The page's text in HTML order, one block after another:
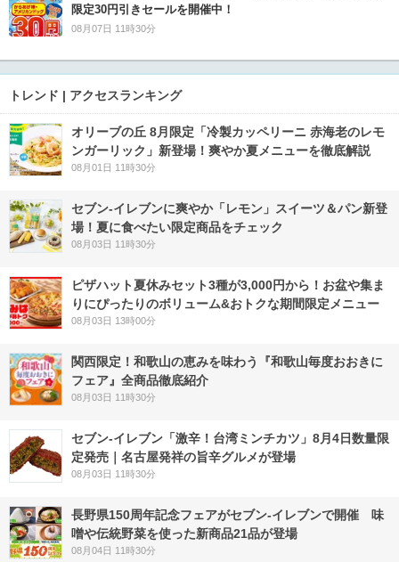
限定30円引きセールを開催中！
08月07日 11時30分
トレンド | アクセスランキング
オリーブの丘 8月限定「冷製カッペリーニ 赤海老のレモ
ンガーリック」新登場！爽やか夏メニューを徹底解説
08月01日 11時30分
セブン‐イレブンに爽やか「レモン」スイーツ＆パン新登
場！夏に食べたい限定商品をチェック
08月03日 11時30分
ピザハット夏休みセット3種が3,000円から！お盆や集ま
りにぴったりのボリューム&おトクな期間限定メニュー
08月03日 13時00分
関西限定！和歌山の恵みを味わう『和歌山毎度おおきに
フェア』全商品徹底紹介
08月03日 11時30分
セブン-イレブン「激辛！台湾ミンチカツ」8月4日数量限
定発売｜名古屋発祥の旨辛グルメが登場
08月03日 11時30分
長野県150周年記念フェアがセブン-イレブンで開催 味
噌や伝統野菜を使った新商品21品が登場
08月04日 11時30分